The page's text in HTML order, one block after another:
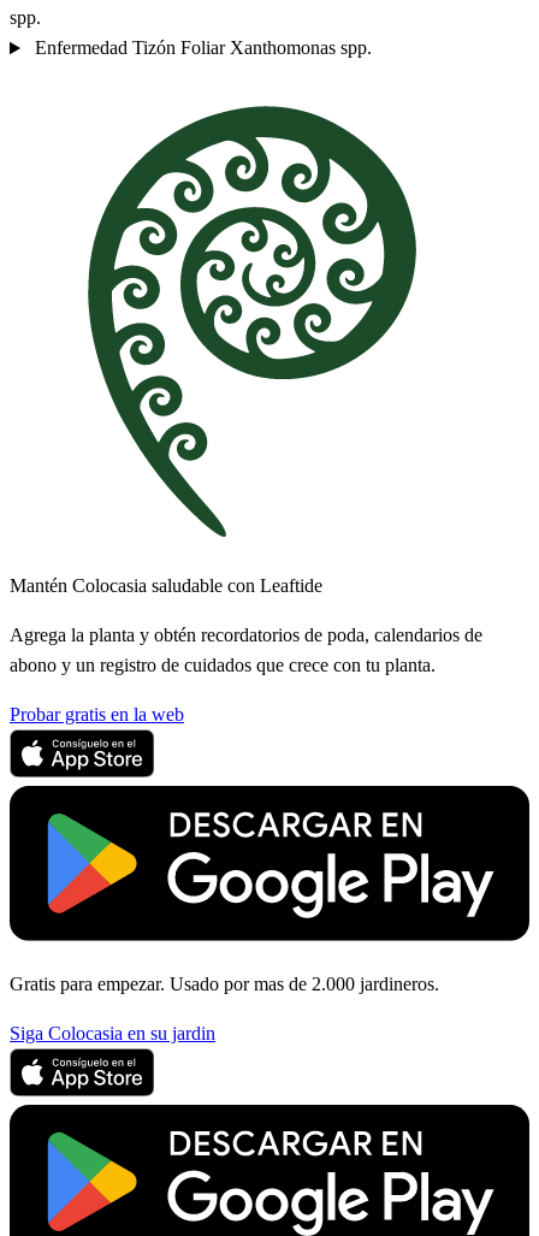
spp.
Enfermedad Tizón Foliar Xanthomonas spp.
Mantén Colocasia saludable con Leaftide
Agrega la planta y obtén recordatorios de poda, calendarios de
abono y un registro de cuidados que crece con tu planta.
Probar gratis en la web
Gratis para empezar. Usado por mas de 2.000 jardineros.
Siga Colocasia en su jardin